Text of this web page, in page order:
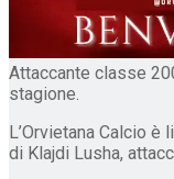
Attaccante classe
stagione.
L’Orvietana Calcio è
di Klajdi Lusha,